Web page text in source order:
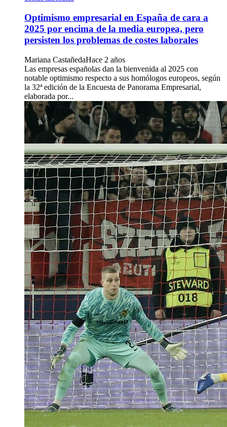
Optimismo empresarial en España de cara a
2025 por encima de la media europea, pero
persisten los problemas de costes laborales
Mariana CastañedaHace 2 años
Las empresas españolas dan la bienvenida al 2025 con
notable optimismo respecto a sus homólogos europeos, según
la 32ª edición de la Encuesta de Panorama Empresarial,
elaborada por...